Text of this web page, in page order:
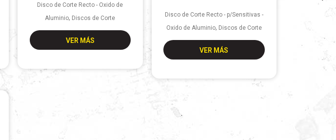
Disco de Corte Recto - Oxido de
Aluminio, Discos de Corte
VER MÁS
Disco de Corte Recto - p/Sensitivas -
Oxido de Aluminio, Discos de Corte
VER MÁS